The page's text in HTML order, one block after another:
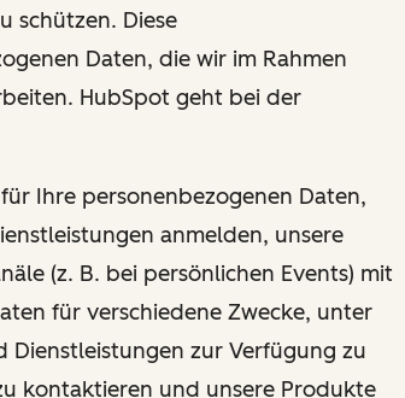
schützen. Diese
Daten, die wir im Rahmen
HubSpot geht bei der
Ihre personenbezogenen Daten,
anmelden, unsere
(z. B. bei persönlichen Events) mit
für verschiedene Zwecke, unter
zur Verfügung zu
kontaktieren und unsere Produkte